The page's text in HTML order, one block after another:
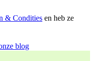
& Condities en heb ze
blog